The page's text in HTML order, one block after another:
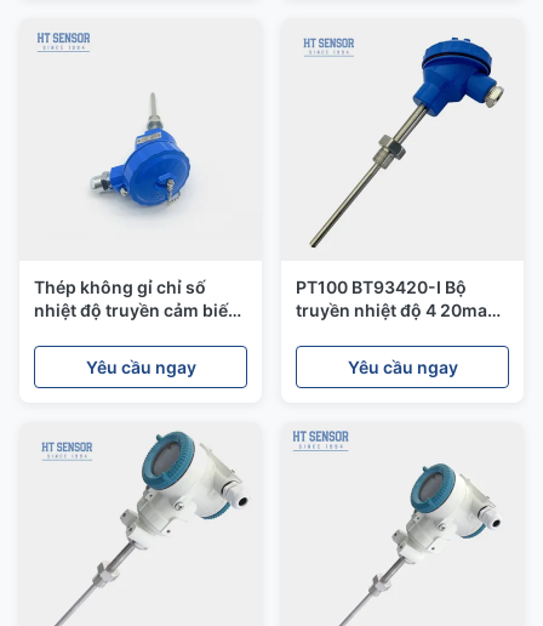
Thép không gỉ chỉ số
nhiệt độ truyền cảm biến
~ 1200
Yêu cầu ngay
PT100 BT93420-I Bộ
truyền nhiệt độ 4 20ma
độ cao
Yêu cầu ngay